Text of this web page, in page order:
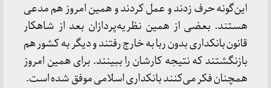
این‌گونه حرف زدند و عمل کردند و همین امروز هم مدعی
هستند. بعضی از همین نظریه‌پردازان بعد از شاهکار
قانون بانکداری بدون ربا به خارج رفتند و دیگر به کشور هم
بازنگشتند که نتیجه کارشان را ببینند. برای همین امروز
همچنان فکر می‌کنند بانکداری اسلامی موفق شده است.